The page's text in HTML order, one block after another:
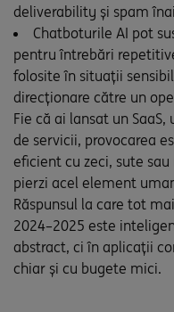
deliverability și spam
Chatboturile AI pot
pentru întrebări
folosite în situații
direcționare către un
Fie că ai lansat un
de servicii, provocarea
eficient cu zeci, sute
pierzi acel element
Răspunsul la care tot
2024–2025 este
abstract, ci în aplicații
chiar și cu bugete mici.